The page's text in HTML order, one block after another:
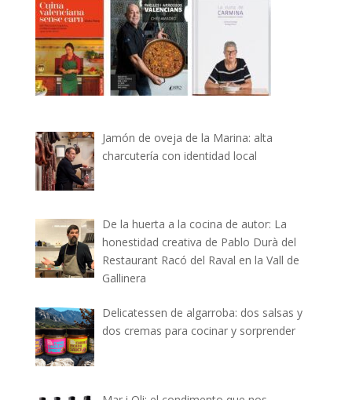
Jamón de oveja de la Marina: alta
charcutería con identidad local
De la huerta a la cocina de autor: La
honestidad creativa de Pablo Durà del
Restaurant Racó del Raval en la Vall de
Gallinera
Delicatessen de algarroba: dos salsas y
dos cremas para cocinar y sorprender